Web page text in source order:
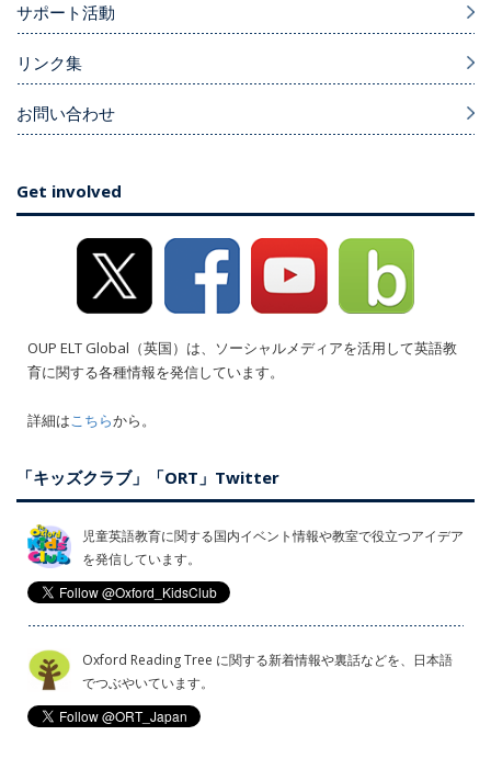
サポート活動
リンク集
お問い合わせ
Get involved
OUP ELT Global（英国）は、ソーシャルメディアを活用して英語教
育に関する各種情報を発信しています。
詳細はこちらから。
「キッズクラブ」「ORT」Twitter
児童英語教育に関する国内イベント情報や教室で役立つアイデア
を発信しています。
Oxford Reading Tree に関する新着情報や裏話などを、日本語
でつぶやいています。